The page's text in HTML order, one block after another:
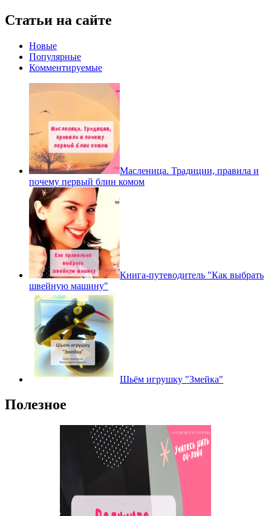
Статьи на сайте
Новые
Популярные
Комментируемые
Масленица. Традиции, правила и
почему первый блин комом
Книга-путеводитель "Как выбрать
швейную машину"
Шьём игрушку "Змейка"
Полезное